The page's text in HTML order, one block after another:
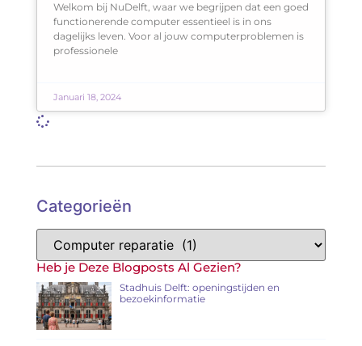
Categorieën
Heb je Deze Blogposts Al Gezien?
Stadhuis Delft: openingstijden en
bezoekinformatie
Welkom bij NuDelft, waar we begrijpen dat een goed
functionerende computer essentieel is in ons
dagelijks leven. Voor al jouw computerproblemen is
professionele
Januari 18, 2024